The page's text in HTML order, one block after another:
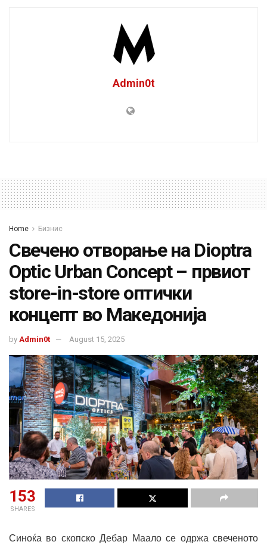
Admin0t
Home Бизнис
Свечено отворање на Dioptra
Optic Urban Concept – првиот
store-in-store оптички
концепт во Македонија
by Admin0t August 15, 2025
153
SHARES
Синоќа во скопско Дебар Маало се одржа свеченото